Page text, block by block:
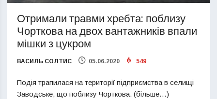
Отримали травми хребта: поблизу
Чорткова на двох вантажників впали
мішки з цукром
ВАСИЛЬ СОЛТИС 05.06.2020 549
Подія трапилася на території підприємства в селищі
Заводське, що поблизу Чорткова. (більше…)